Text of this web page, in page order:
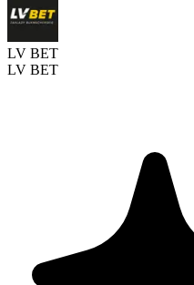
LV BET
LV BET